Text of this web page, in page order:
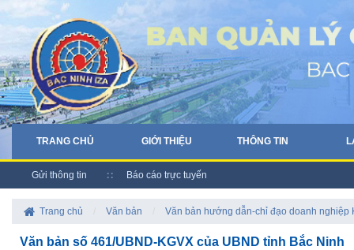
TRANG CHỦ GIỚI THIỆU THÔNG TIN
Gửi thông tin Báo cáo trực tuyến
Trang chủ Văn bản Văn bản hướng dẫn-chỉ đạo doanh nghiệp
Văn bản số 461/UBND-KGVX của UBND tỉnh Bắc Ninh